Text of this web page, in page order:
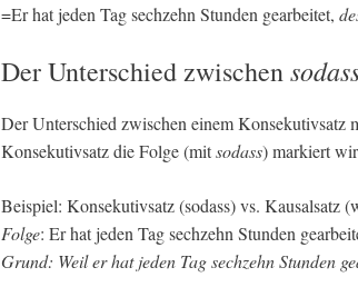
=Er hat jeden Tag sechzehn Stunden gearbeitet,
Der Unterschied zwischen
Der Unterschied zwischen einem Konsekutivsatz
Konsekutivsatz die Folge (mitsodass) markiert
Beispiel: Konsekutivsatz (sodass) vs. Kausalsatz
Folge: Er hat jeden Tag sechzehn Stunden
Grund: Weil er hat jeden Tag sechzehn Stunden